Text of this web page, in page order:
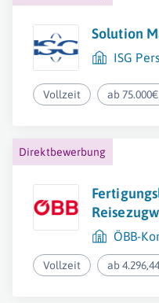
Solution
ISG
Vollzeit ab
Direktbewerbung
ÖBB-
Vollzeit ab